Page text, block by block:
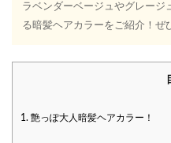
ラベンダーベージュやグレージ
る暗髪ヘアカラーをご紹介！
1. 艶っぽ大人暗髪ヘアカラー！